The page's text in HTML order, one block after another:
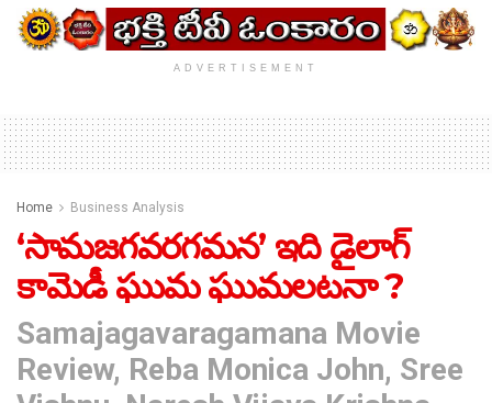
ADVERTISEMENT
Home Business Analysis
‘సామ‌జ‌గ‌వ‌ర‌గ‌మ‌న‌’ ఇది డైలాగ్
కామెడీ ఘుమ ఘుమ‌ల‌ట‌నా ?
Samajagavaragamana Movie
Review, Reba Monica John, Sree